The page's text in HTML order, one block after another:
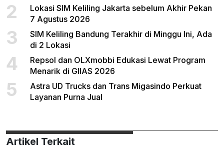
2
Lokasi SIM Keliling Jakarta sebelum Akhir Pekan
7 Agustus 2026
3
SIM Keliling Bandung Terakhir di Minggu Ini, Ada
di 2 Lokasi
4
Repsol dan OLXmobbi Edukasi Lewat Program
Menarik di GIIAS 2026
5
Astra UD Trucks dan Trans Migasindo Perkuat
Layanan Purna Jual
Artikel Terkait